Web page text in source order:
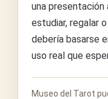
una
estudiar, regalar
debería basarse
uso real que
Museo del Tarot